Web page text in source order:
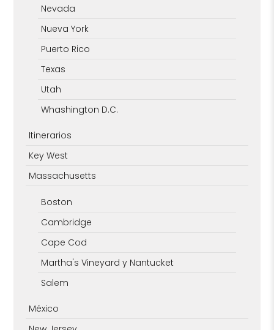
Nevada
Nueva York
Puerto Rico
Texas
Utah
Whashington D.C.
Itinerarios
Key West
Massachusetts
Boston
Cambridge
Cape Cod
Martha's Vineyard y Nantucket
Salem
México